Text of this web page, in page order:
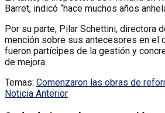
Barret, indicó “hace muchos años
Por su parte, Pilar Schettini, directora
mención sobre sus antecesores en el
fueron partícipes de la gestión y
de mejora.
Temas: Comenzaron las obras de
Noticia Anterior